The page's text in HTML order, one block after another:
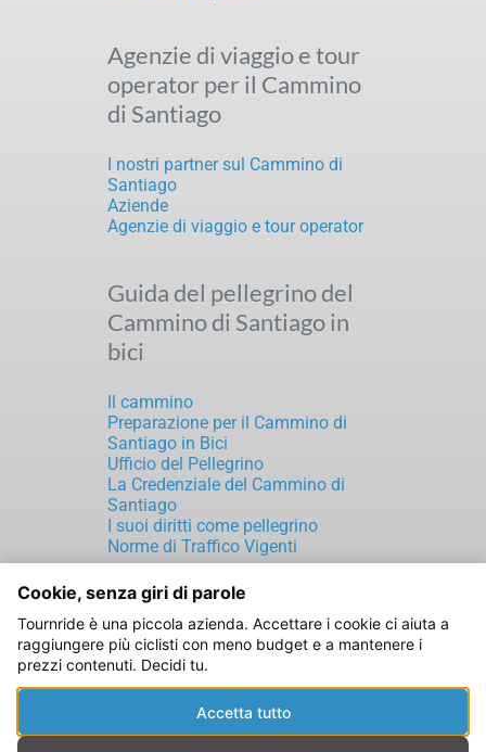
Agenzie di viaggio e tour
operator per il Cammino
di Santiago
I nostri partner sul Cammino di
Santiago
Aziende
Agenzie di viaggio e tour operator
Guida del pellegrino del
Cammino di Santiago in
bici
Il cammino
Preparazione per il Cammino di
Santiago in Bici
Ufficio del Pellegrino
La Credenziale del Cammino di
Santiago
I suoi diritti come pellegrino
Norme di Traffico Vigenti
TOURNRIDE S.L.
CIF: B70189816
Rúa de Laverde Ruiz, 5
Santiago de Compostela
15702 A Coruña (ESPAÑA)
Avviso legale|Informativa sulla Privacy|Informativa
Cookie, senza giri di parole
Tournride è una piccola azienda. Accettare i cookie ci aiuta a
raggiungere più ciclisti con meno budget e a mantenere i
prezzi contenuti. Decidi tu.
Accetta tutto